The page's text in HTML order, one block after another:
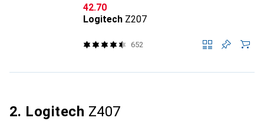
CHF
42.70
Logitech Z207
652
2. Logitech Z407